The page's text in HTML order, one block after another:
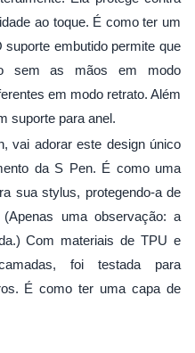
ao toque. É como ter um
embutido permite que
sem as mãos em modo
em modo retrato. Além
suporte para anel.
vai adorar este design único
da S Pen. É como uma
sua stylus, protegendo-a de
uma observação: a
Com materiais de TPU e
foi testada para
É como ter uma capa de